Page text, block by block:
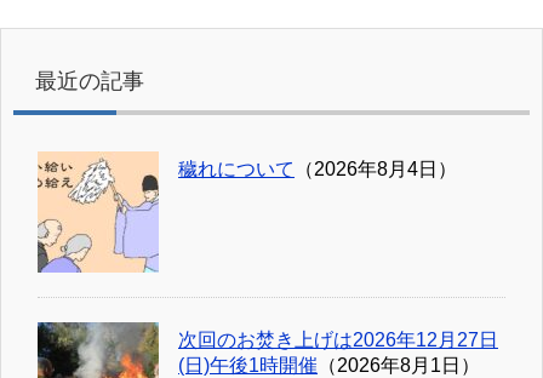
最近の記事
穢れについて （2026年8月4日）
次回のお焚き上げは2026年12月27日
(日)午後1時開催 （2026年8月1日）